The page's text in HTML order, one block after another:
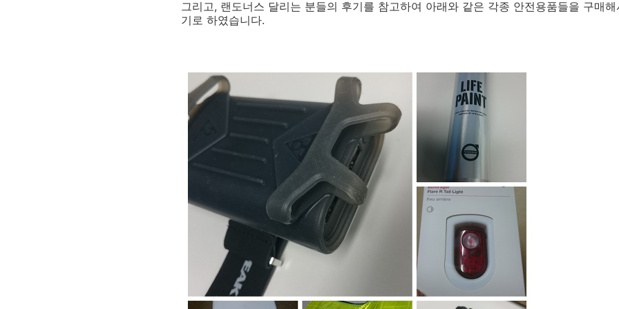
그리고, 랜도너스 달리는 분들의 후기를 참고하여 아래와 같은 각종 안전용품들을 구매
기로 하였습니다.